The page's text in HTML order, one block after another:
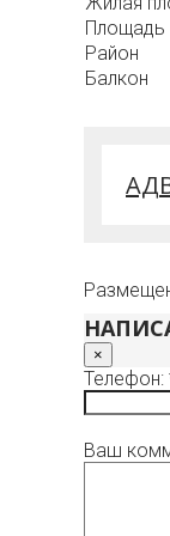
Площадь
Район
Балкон
×
Телефон:
Ваш